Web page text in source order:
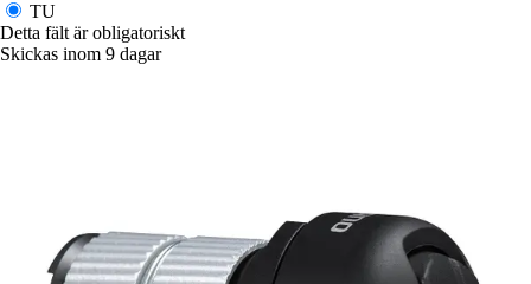
TU
Detta fält är obligatoriskt
Skickas inom 9 dagar